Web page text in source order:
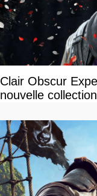
Clair Obscur
nouvelle collection